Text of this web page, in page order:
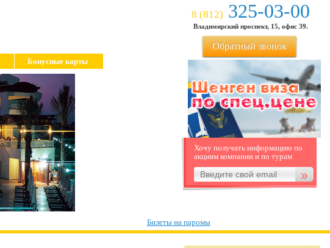
8 (812) 325-03-00
Владимирский проспект, 15, офис 39.
Обратный звонок
Хочу получать информацию по
акциям компании и по турам
Бонусные карты
Билеты на паромы